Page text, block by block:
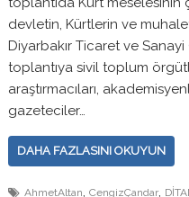
devletin, Kürtlerin ve
Diyarbakır Ticaret ve Sanayi
toplantıya sivil toplum
araştırmacıları,
gazeteciler…
DAHA FAZLASINI OKUYUN
AhmetAltan,CengizÇandar,